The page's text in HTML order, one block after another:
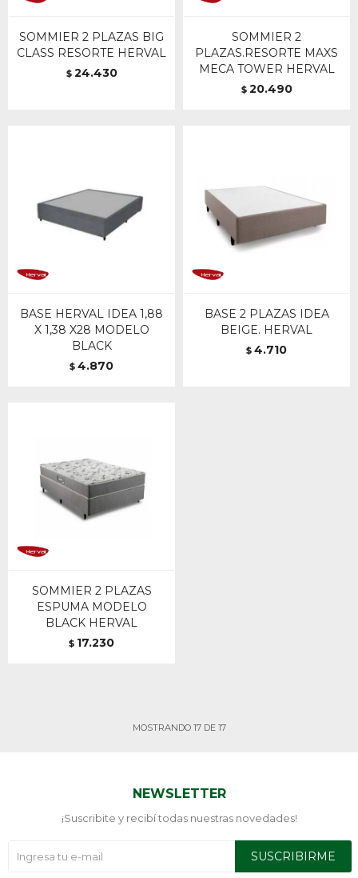
SOMMIER 2 PLAZAS BIG
CLASS RESORTE HERVAL
$ 24.430
SOMMIER 2
PLAZAS.RESORTE MAXS
MECA TOWER HERVAL
$ 20.490
BASE HERVAL IDEA 1,88
X 1,38 X28 MODELO
BLACK
$ 4.870
BASE 2 PLAZAS IDEA
BEIGE. HERVAL
$ 4.710
SOMMIER 2 PLAZAS
ESPUMA MODELO
BLACK HERVAL
$ 17.230
MOSTRANDO 17DE 17
NEWSLETTER
¡Suscribite y recibí todas nuestras novedades!
SUSCRIBIRME